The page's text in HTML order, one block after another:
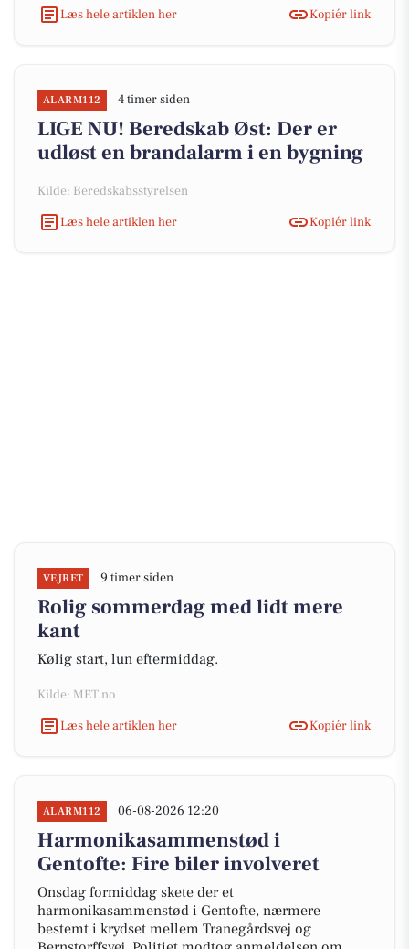
Læs hele artiklen her
Kopiér link
ALARM112 4 timer siden
LIGE NU! Beredskab Øst: Der er
udløst en brandalarm i en bygning
Kilde: Beredskabsstyrelsen
Læs hele artiklen her
Kopiér link
VEJRET 9 timer siden
Rolig sommerdag med lidt mere
kant
Kølig start, lun eftermiddag.
Kilde: MET.no
Læs hele artiklen her
Kopiér link
ALARM112 06-08-2026 12:20
Harmonikasammenstød i
Gentofte: Fire biler involveret
Onsdag formiddag skete der et
harmonikasammenstød i Gentofte, nærmere
bestemt i krydset mellem Tranegårdsvej og